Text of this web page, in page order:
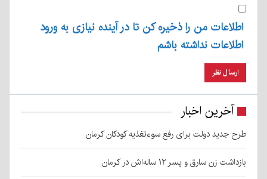
اطلاعات من را ذخیره کن تا در آینده نیازی به ورود
اطلاعات نداشته باشم
آخرین اخبار
طرح جدید دولت برای رفع سوءتغذیه کودکان کرمان
بازداشت زن سارق و پسر ۱۲ ساله‌اش در کرمان